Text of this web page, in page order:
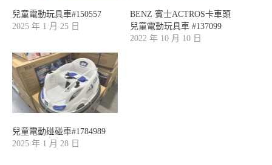
兒童電動玩具車#150557
2025 年 1 月 25 日
BENZ 賓士ACTROS卡車頭
兒童電動玩具車 #137099
2022 年 10 月 10 日
兒童電動碰碰車#1784989
2025 年 1 月 28 日